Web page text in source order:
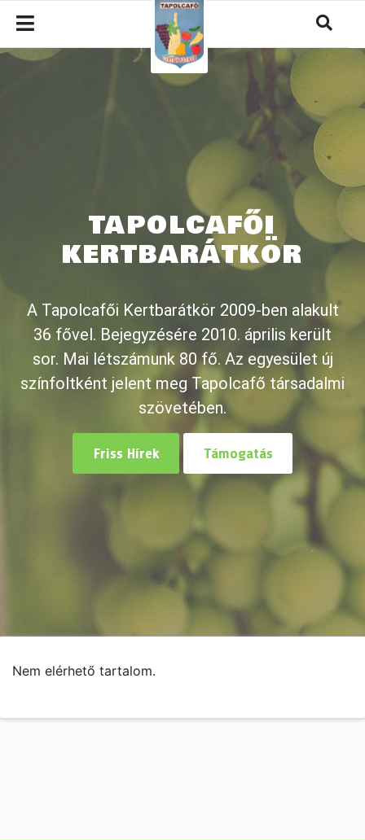
TAPOLCAFŐI
KERTBARÁTKÖR
A Tapolcafői Kertbarátkör 2009-ben alakult
36 fővel. Bejegyzésére 2010. április került
sor. Mai létszámunk 80 fő. Az egyesület új
színfoltként jelent meg Tapolcafő társadalmi
szövetében.
Friss Hírek Támogatás
Nem elérhető tartalom.